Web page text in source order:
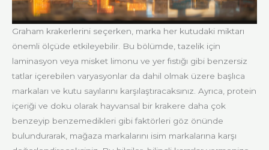
Graham krakerlerini seçerken, marka her kutudaki miktarı
önemli ölçüde etkileyebilir. Bu bölümde, tazelik için
laminasyon veya misket limonu ve yer fıstığı gibi benzersiz
tatlar içerebilen varyasyonlar da dahil olmak üzere başlıca
markaları ve kutu sayılarını karşılaştıracaksınız. Ayrıca, protein
içeriği ve doku olarak hayvansal bir krakere daha çok
benzeyip benzemedikleri gibi faktörleri göz önünde
bulundurarak, mağaza markalarını isim markalarına karşı